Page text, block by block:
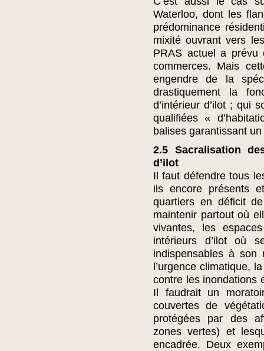
Waterloo, dont les
prédominance
mixité ouvrant vers
PRAS actuel a prévu
commerces. Mais
engendre de la
drastiquement la
d’intérieur d’ilot ; qui
qualifiées «
balises garantissant
2.5 Sacralisation
d’ilot
Il faut défendre tous
ils encore présents
quartiers en déficit
maintenir partout où
vivantes, les
intérieurs d’ilot où
indispensables à son
l’urgence climatique,
contre les inondations
Il faudrait un
couvertes de
protégées par des
zones vertes) et
encadrée. Deux